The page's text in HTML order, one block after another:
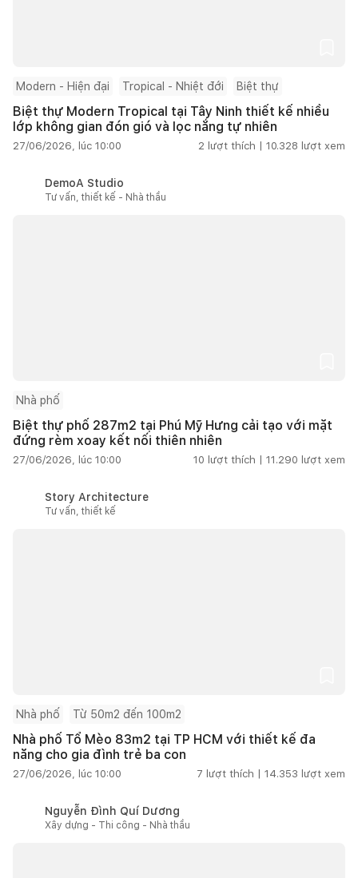
Modern - Hiện đại Tropical - Nhiệt đới Biệt thự
Biệt thự Modern Tropical tại Tây Ninh thiết kế nhiều
lớp không gian đón gió và lọc nắng tự nhiên
27/06/2026, lúc 10:00 2 lượt thích | 10.328 lượt xem
DemoA Studio
Tư vấn, thiết kế - Nhà thầu
Nhà phố
Biệt thự phố 287m2 tại Phú Mỹ Hưng cải tạo với mặt
đứng rèm xoay kết nối thiên nhiên
27/06/2026, lúc 10:00 10 lượt thích | 11.290 lượt xem
Story Architecture
Tư vấn, thiết kế
Nhà phố Từ 50m2 đến 100m2
Nhà phố Tổ Mèo 83m2 tại TP HCM với thiết kế đa
năng cho gia đình trẻ ba con
27/06/2026, lúc 10:00 7 lượt thích | 14.353 lượt xem
Nguyễn Đình Quí Dương
Xây dựng - Thi công - Nhà thầu